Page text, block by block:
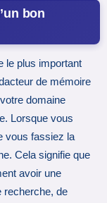
bon
le plus important
de mémoire
domaine
Lorsque vous
vous fassiez la
Cela signifie que
avoir une
recherche, de